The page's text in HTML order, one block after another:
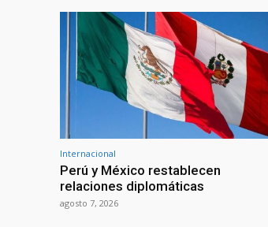
Internacional
Perú y México restablecen
relaciones diplomáticas
agosto 7, 2026